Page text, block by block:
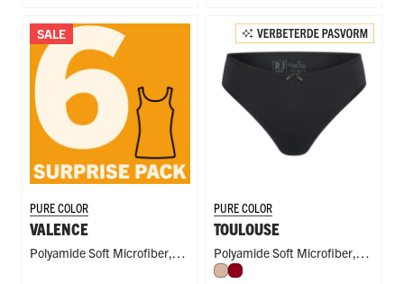
SALE
PURE COLOR
VALENCE
Polyamide Soft Microfiber,
PURE COLOR
TOULOUSE
Polyamide Soft Microfiber,
String
Caffè Latte
Donkerrood